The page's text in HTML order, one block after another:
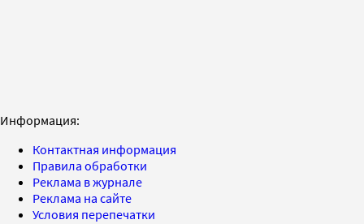
Информация:
Контактная информация
Правила обработки
Реклама в журнале
Реклама на сайте
Условия перепечатки